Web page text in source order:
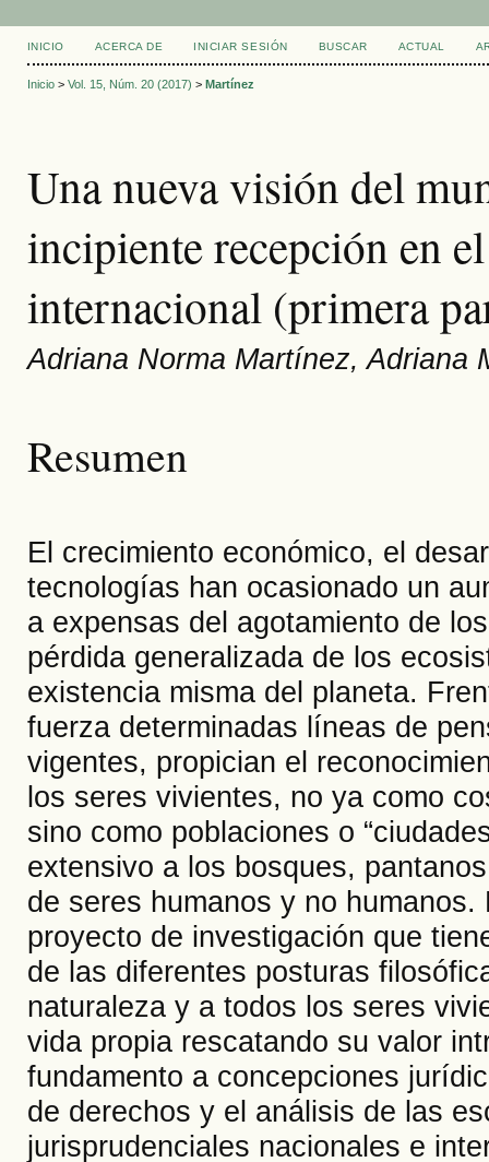
INICIO ACERCA DE INICIAR SESIÓN BUSCAR ACTUAL
Inicio> Vol. 15, Núm. 20 (2017) > Martínez
Una nueva visión del
incipiente recepción en
internacional (primera
Adriana Norma Martínez, Adriana
Resumen
El crecimiento económico, el
tecnologías han ocasionado un
a expensas del agotamiento de
pérdida generalizada de los
existencia misma del planeta.
fuerza determinadas líneas de
vigentes, propician el
los seres vivientes, no ya como
sino como poblaciones o
extensivo a los bosques,
de seres humanos y no
proyecto de investigación que
de las diferentes posturas
naturaleza y a todos los seres
vida propia rescatando su valor
fundamento a concepciones
de derechos y el análisis de las
jurisprudenciales nacionales e